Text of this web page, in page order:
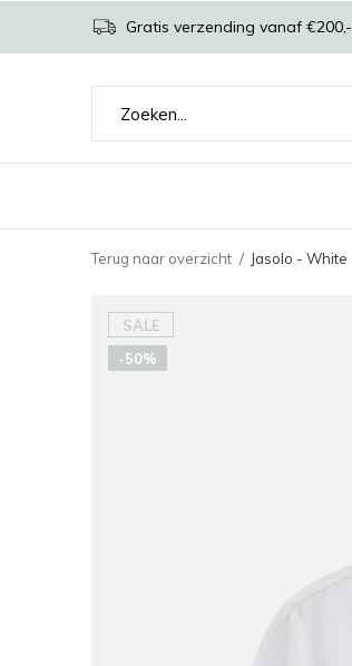
Gratis verzending vanaf €200,-
Terug naar overzicht Jasolo - White
SALE
-50%